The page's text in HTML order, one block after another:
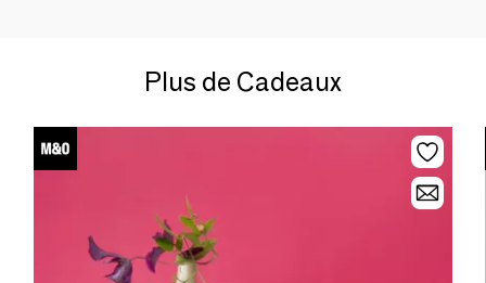
Plus de Cadeaux